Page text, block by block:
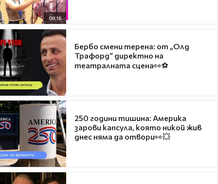
08:16
Бербо смени терена: от „Олд
Трафорд“ директно на
театралната сцена👀⚽
250 години тишина: Америка
зарови капсула, която никой жив
днес няма да отвори👀💥